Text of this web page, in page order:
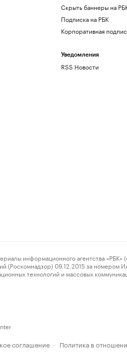
Скрыть баннеры на
Подписка на РБК
Корпоративная
Уведомления
RSS Новости
агентства «РБК»
(Роскомнадзор) 09.12.2015 за
технологий и массовых
соглашение · Политика в